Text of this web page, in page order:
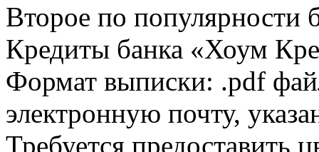
Второе по популярности
Кредиты банка «Хоум
Формат выписки: .pdf
электронную почту,
Требуется предоставить